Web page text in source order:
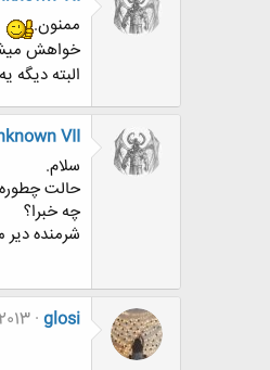
ممنون.
خواهش
البته
VII
سلام.
حالت
چه خبرا؟
شرمنده دیر
glosi